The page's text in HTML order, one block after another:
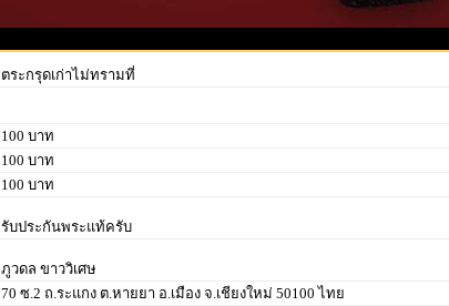
ตระกรุดเก่าไม่ทรามที่
100 บาท
100 บาท
100 บาท
รับประกันพระแท้ครับ
ภูวดล ขาววิเศษ
70 ซ.2 ถ.ระแกง ต.หายยา อ.เมือง จ.เชียงใหม่ 50100 ไทย